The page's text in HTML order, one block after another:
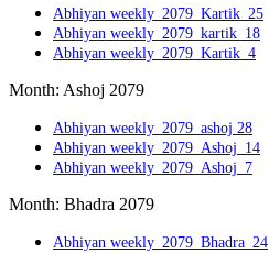
Abhiyan weekly_2079_Kartik_25
Abhiyan weekly_2079_kartik_18
Abhiyan weekly_2079_Kartik_4
Month: Ashoj 2079
Abhiyan weekly_2079_ashoj 28
Abhiyan weekly_2079_Ashoj_14
Abhiyan weekly_2079_Ashoj_7
Month: Bhadra 2079
Abhiyan weekly_2079_Bhadra_24